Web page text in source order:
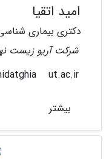
امید اتقیا
دکتری بیماری
شرکت آریو زیست
ut.ac.ir
بیشتر